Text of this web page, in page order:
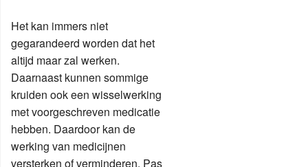
Het kan immers niet
gegarandeerd worden dat het
altijd maar zal werken.
Daarnaast kunnen sommige
kruiden ook een wisselwerking
met voorgeschreven medicatie
hebben. Daardoor kan de
werking van medicijnen
versterken of verminderen. Pas